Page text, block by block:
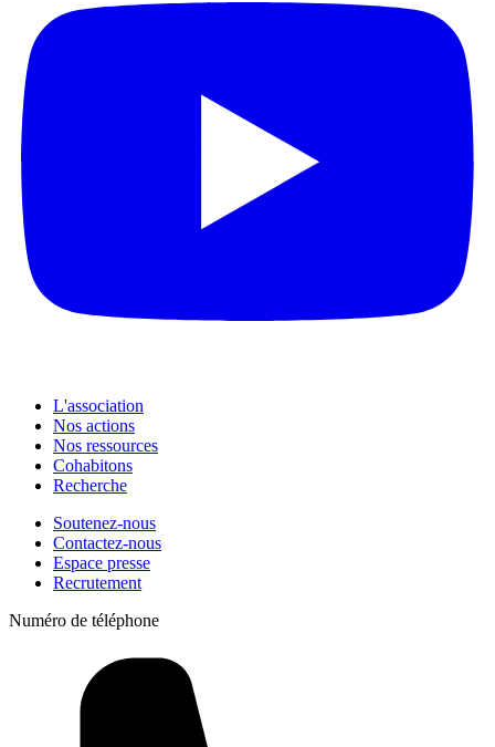
L'association
Nos actions
Nos ressources
Cohabitons
Recherche
Soutenez-nous
Contactez-nous
Espace presse
Recrutement
Numéro de téléphone